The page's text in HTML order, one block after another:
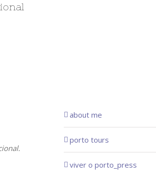
about me
porto tours
viver o porto_press